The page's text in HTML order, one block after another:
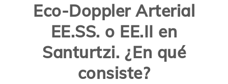
Eco-Doppler Arterial
EE.SS. o EE.II en
Santurtzi. ¿En qué
consiste?